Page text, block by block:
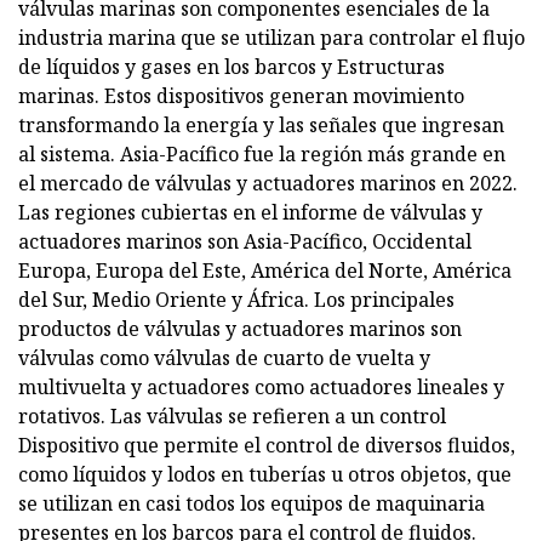
válvulas marinas son componentes esenciales de la
industria marina que se utilizan para controlar el flujo
de líquidos y gases en los barcos y Estructuras
marinas. Estos dispositivos generan movimiento
transformando la energía y las señales que ingresan
al sistema. Asia-Pacífico fue la región más grande en
el mercado de válvulas y actuadores marinos en 2022.
Las regiones cubiertas en el informe de válvulas y
actuadores marinos son Asia-Pacífico, Occidental
Europa, Europa del Este, América del Norte, América
del Sur, Medio Oriente y África. Los principales
productos de válvulas y actuadores marinos son
válvulas como válvulas de cuarto de vuelta y
multivuelta y actuadores como actuadores lineales y
rotativos. Las válvulas se refieren a un control
Dispositivo que permite el control de diversos fluidos,
como líquidos y lodos en tuberías u otros objetos, que
se utilizan en casi todos los equipos de maquinaria
presentes en los barcos para el control de fluidos.